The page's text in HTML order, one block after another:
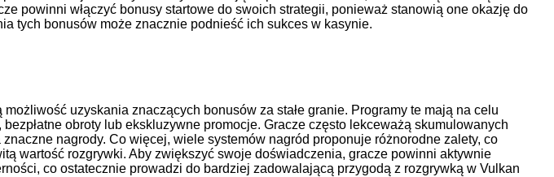
powinni włączyć bonusy startowe do swoich strategii, ponieważ stanowią one okazję do
tych bonusów może znacznie podnieść ich sukces w kasynie.
uzyskania znaczących bonusów za stałe granie. Programy te mają na celu
obroty lub ekskluzywne promocje. Gracze często lekceważą skumulowanych
nagrody. Co więcej, wiele systemów nagród proponuje różnorodne zalety, co
wartość rozgrywki. Aby zwiększyć swoje doświadczenia, gracze powinni aktywnie
co ostatecznie prowadzi do bardziej zadowalającą przygodą z rozgrywką w Vulkan